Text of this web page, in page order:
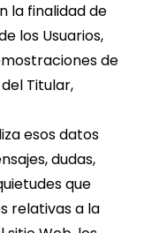
la finalidad de
los Usuarios,
de
Titular,
esos datos
dudas,
que
relativas a la